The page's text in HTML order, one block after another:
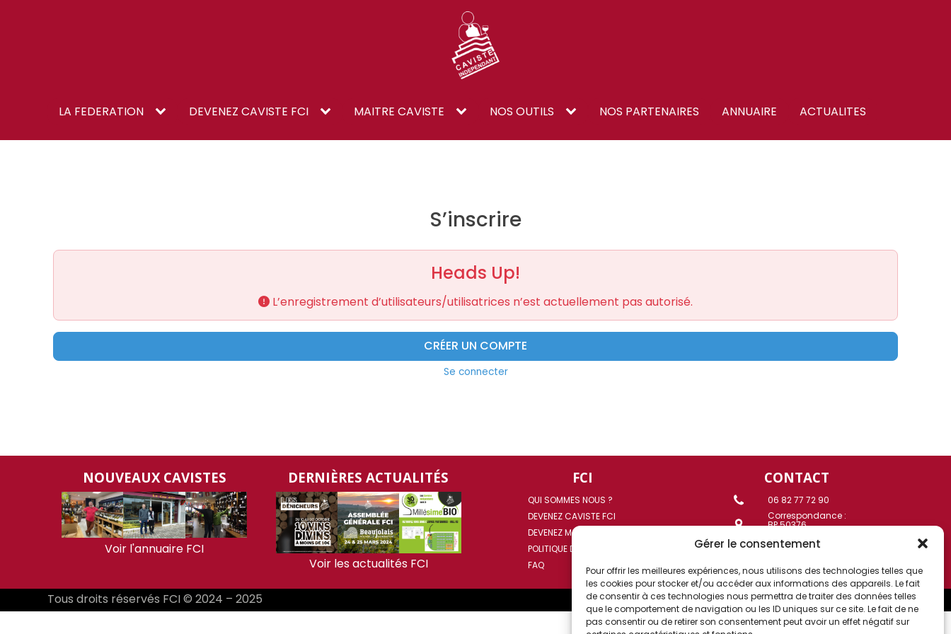
Gérer le consentement
Pour offrir les meilleures expériences, nous utilisons des technologies telles que
les cookies pour stocker et/ou accéder aux informations des appareils. Le fait
de consentir à ces technologies nous permettra de traiter des données telles
que le comportement de navigation ou les ID uniques sur ce site. Le fait de ne
pas consentir ou de retirer son consentement peut avoir un effet négatif sur
LA FEDERATION DEVENEZ CAVISTE FCI MAITRE CAVISTE NOS OUTILS NOS PARTENAIRES ANNUAIRE ACTUALITES
S’inscrire
Heads Up!
L’enregistrement d’utilisateurs/utilisatrices n’est actuellement pas autorisé.
CRÉER UN COMPTE
Se connecter
NOUVEAUX CAVISTES
Voir l'annuaire FCI
DERNIÈRES ACTUALITÉS
Voir les actualités FCI
FCI
QUI SOMMES NOUS ?
DEVENEZ CAVISTE FCI
DEVENEZ MAITRE CAVISTE
POLITIQUE DE COOKIES (UE)
FAQ
CONTACT
06 82 77 72 90
Correspondance :
BP 50376
Tous droits réservés FCI © 2024 – 2025 Mentions légales| Un site réalisé parthe-webmaster